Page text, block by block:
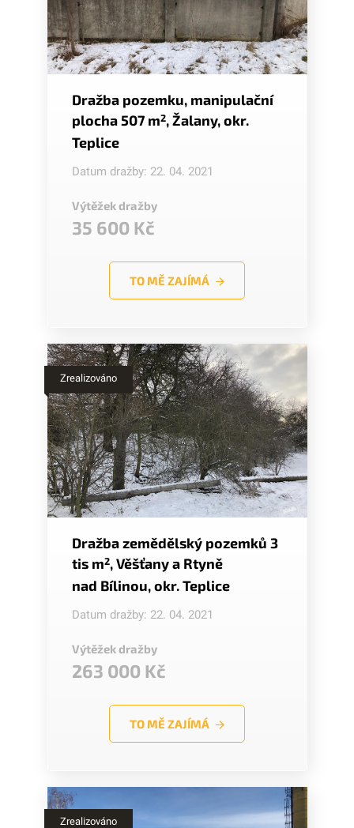
Dražba pozemku, manipulační
plocha 507 m2, Žalany, okr.
Teplice
Datum dražby: 22. 04. 2021
Výtěžek dražby
35 600 Kč
TO MĚ ZAJÍMÁ
Zrealizováno
Dražba zemědělský pozemků 3
tis m2, Věšťany a Rtyně
nad Bílinou, okr. Teplice
Datum dražby: 22. 04. 2021
Výtěžek dražby
263 000 Kč
TO MĚ ZAJÍMÁ
Zrealizováno